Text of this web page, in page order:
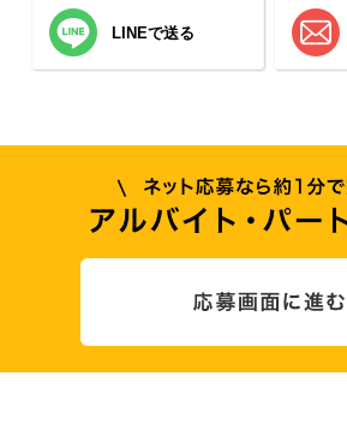
LINEで送る